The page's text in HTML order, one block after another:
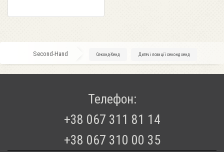
Second-Hand Секонд-Хенд Дитячі позиції секонд хенд
Телефон:
+38 067 311 81 14
+38 067 310 00 35